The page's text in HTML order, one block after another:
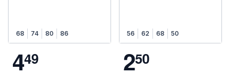
68 74 80 86
449
56 62 68 50
250